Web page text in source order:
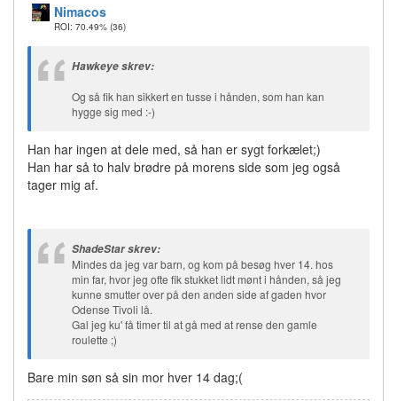
Nimacos
ROI: 70.49% (36)
Hawkeye skrev:
Og så fik han sikkert en tusse i hånden, som han kan
hygge sig med :-)
Han har ingen at dele med, så han er sygt forkælet;)
Han har så to halv brødre på morens side som jeg også
tager mig af.
ShadeStar skrev:
Mindes da jeg var barn, og kom på besøg hver 14. hos
min far, hvor jeg ofte fik stukket lidt mønt i hånden, så jeg
kunne smutter over på den anden side af gaden hvor
Odense Tivoli lå.
Gal jeg ku' få timer til at gå med at rense den gamle
roulette ;)
Bare min søn så sin mor hver 14 dag;(